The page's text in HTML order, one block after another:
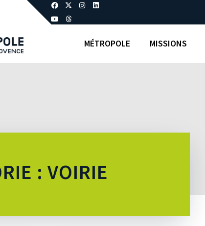
MÉTROPOLE MISSIONS
: VOIRIE